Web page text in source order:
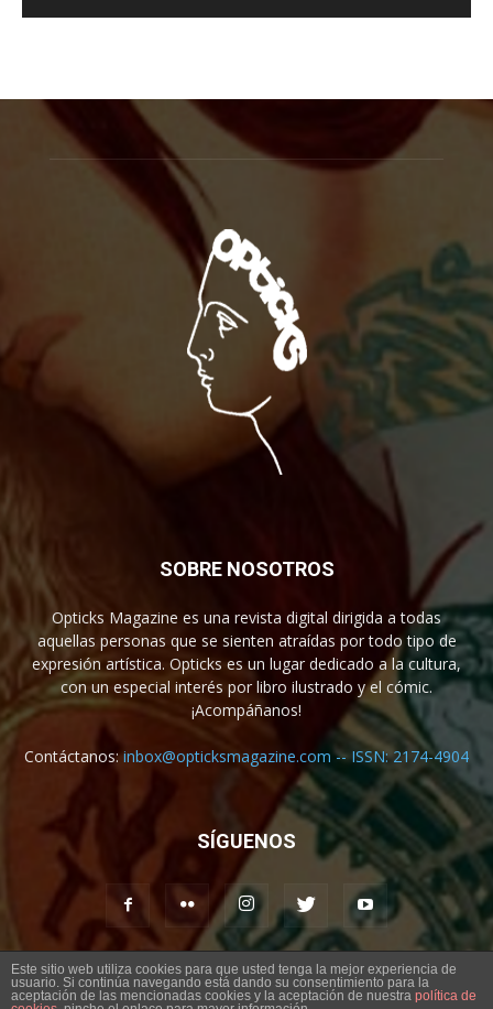
SOBRE NOSOTROS
Opticks Magazine es una revista digital dirigida a todas
aquellas personas que se sienten atraídas por todo tipo de
expresión artística. Opticks es un lugar dedicado a la cultura,
con un especial interés por libro ilustrado y el cómic.
¡Acompáñanos!
Contáctanos:inbox@opticksmagazine.com -- ISSN: 2174-4904
SÍGUENOS
Aviso legal Contacto
Este sitio web utiliza cookies para que usted tenga la mejor experiencia de
usuario. Si continúa navegando está dando su consentimiento para la
aceptación de las mencionadas cookies y la aceptación de nuestra política de